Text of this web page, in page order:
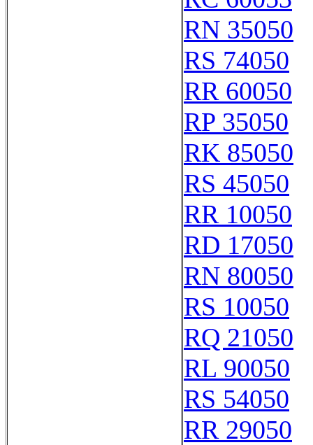
RN 35050
RS 74050
RR 60050
RP 35050
RK 85050
RS 45050
RR 10050
RD 17050
RN 80050
RS 10050
RQ 21050
RL 90050
RS 54050
RR 29050